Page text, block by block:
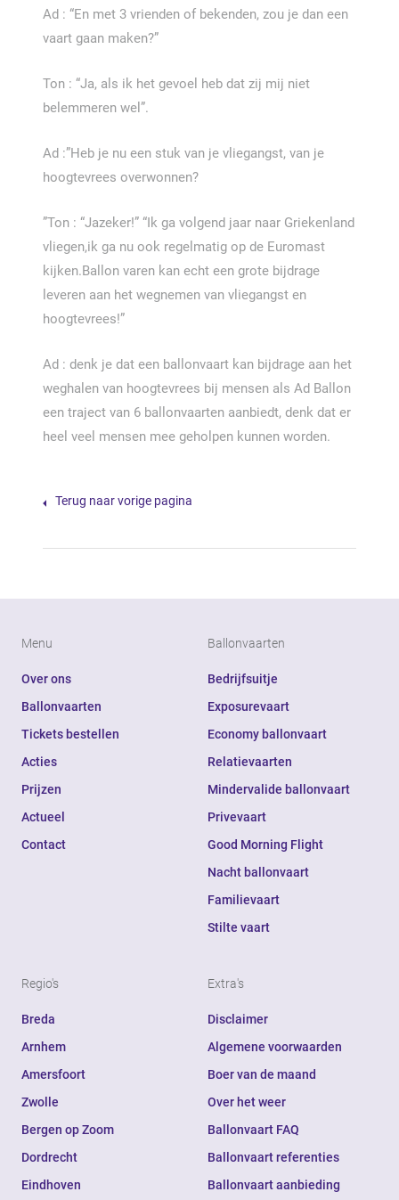
Ad : “En met 3 vrienden of bekenden, zou je dan een
vaart gaan maken?”
Ton : “Ja, als ik het gevoel heb dat zij mij niet
belemmeren wel”.
Ad :”Heb je nu een stuk van je vliegangst, van je
hoogtevrees overwonnen?
”Ton : “Jazeker!” “Ik ga volgend jaar naar Griekenland
vliegen,ik ga nu ook regelmatig op de Euromast
kijken.Ballon varen kan echt een grote bijdrage
leveren aan het wegnemen van vliegangst en
hoogtevrees!”
Ad : denk je dat een ballonvaart kan bijdrage aan het
weghalen van hoogtevrees bij mensen als Ad Ballon
een traject van 6 ballonvaarten aanbiedt, denk dat er
heel veel mensen mee geholpen kunnen worden.
Terug naar vorige pagina
Menu
Over ons
Ballonvaarten
Tickets bestellen
Acties
Prijzen
Actueel
Contact
Ballonvaarten
Bedrijfsuitje
Exposurevaart
Economy ballonvaart
Relatievaarten
Mindervalide ballonvaart
Privevaart
Good Morning Flight
Nacht ballonvaart
Familievaart
Stilte vaart
Regio's
Breda
Arnhem
Amersfoort
Zwolle
Bergen op Zoom
Dordrecht
Eindhoven
Extra's
Disclaimer
Algemene voorwaarden
Boer van de maand
Over het weer
Ballonvaart FAQ
Ballonvaart referenties
Ballonvaart aanbieding